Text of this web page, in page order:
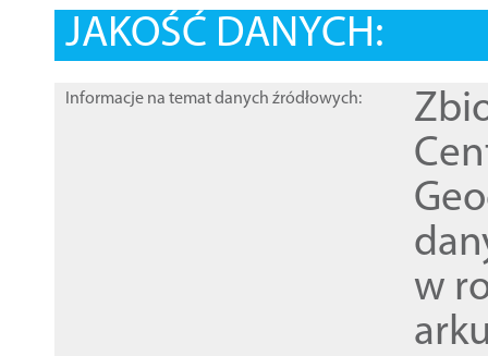
JAKOŚĆ DANYCH:
Informacje na temat danych źródłowych:
w